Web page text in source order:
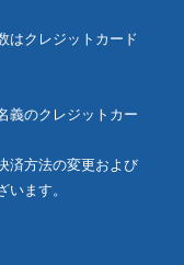
はクレジットカード
義のクレジットカー
済方法の変更および
ます。